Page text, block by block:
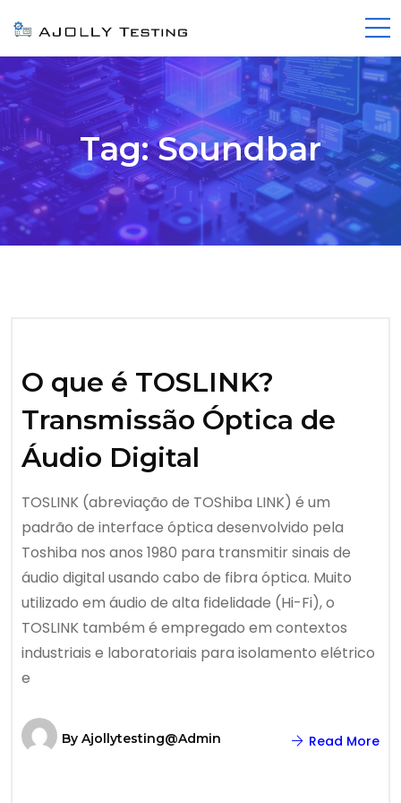
Tag:Soundbar
O que é TOSLINK?
Transmissão Óptica de
Áudio Digital
TOSLINK (abreviação de TOShiba LINK) é um
padrão de interface óptica desenvolvido pela
Toshiba nos anos 1980 para transmitir sinais de
áudio digital usando cabo de fibra óptica. Muito
utilizado em áudio de alta fidelidade (Hi-Fi), o
TOSLINK também é empregado em contextos
industriais e laboratoriais para isolamento elétrico
e
By Ajollytesting@admin Read More